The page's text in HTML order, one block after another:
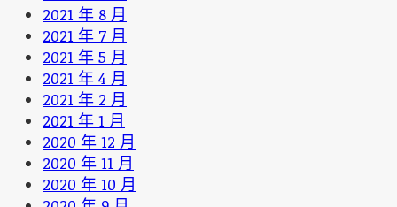
2021 年 8 月
2021 年 7 月
2021 年 5 月
2021 年 4 月
2021 年 2 月
2021 年 1 月
2020 年 12 月
2020 年 11 月
2020 年 10 月